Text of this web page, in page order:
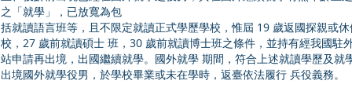
之「就學」，已放寬為包
括就讀語言班等，且不限定就讀正式學歷學校，惟屆 19 歲返國探親或
校，27 歲前就讀碩士 班，30 歲前就讀博士班之條件，並持有經我國
站申請再出境，出國繼續就學。國外就學 期間，符合上述就讀學歷及
出境國外就學役男，於學校畢業或未在學時，返臺依法履行 兵役義務。